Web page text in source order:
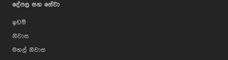
දේපල සහ සේවා
ඉඩම්
නිවාස
මහල් නිවාස